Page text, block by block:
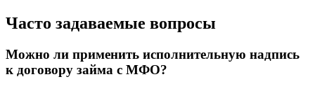
Часто задаваемые вопросы
Можно ли применить исполнительную надпись
к договору займа с МФО?